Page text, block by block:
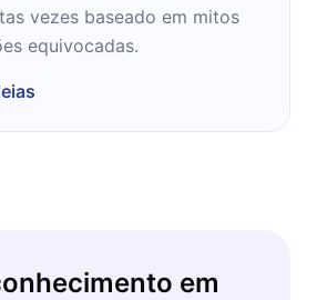
vezes baseado em mitos
equivocadas.
em